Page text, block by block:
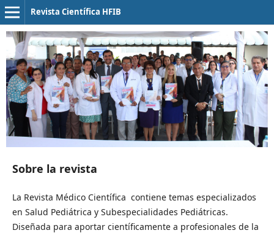
Revista Científica HFIB
Sobre la revista
La Revista Médico Científica contiene temas especializados
en Salud Pediátrica y Subespecialidades Pediátricas.
Diseñada para aportar científicamente a profesionales de la